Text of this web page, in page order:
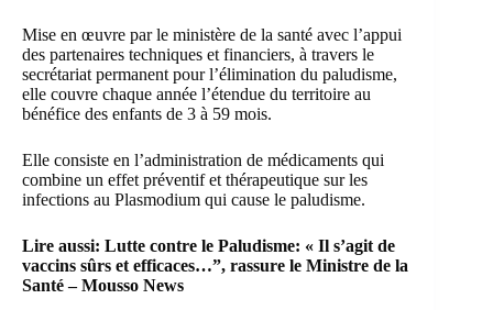
Mise en œuvre par le ministère de la santé avec l’appui
des partenaires techniques et financiers, à travers le
secrétariat permanent pour l’élimination du paludisme,
elle couvre chaque année l’étendue du territoire au
bénéfice des enfants de 3 à 59 mois.
Elle consiste en l’administration de médicaments qui
combine un effet préventif et thérapeutique sur les
infections au Plasmodium qui cause le paludisme.
Lire aussi: Lutte contre le Paludisme: « Il s’agit de
vaccins sûrs et efficaces…”, rassure le Ministre de la
Santé – Mousso News